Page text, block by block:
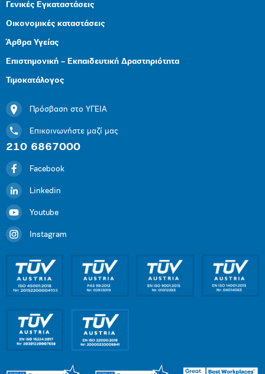
Γενικές Εγκαταστάσεις
Οικονομικές καταστάσεις
Άρθρα Υγείας
Επιστημονική – Εκπαιδευτική Δραστηριότητα
Τιμοκατάλογος
Πρόσβαση στο ΥΓΕΙΑ
Επικοινωνήστε μαζί μας
210 6867000
Facebook
Linkedin
Youtube
Instagram